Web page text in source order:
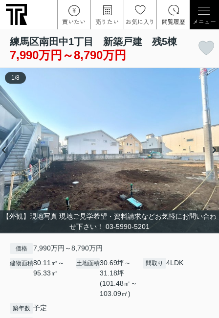
買いたい 売りたい お気に入り 閲覧履歴 メニュー
練馬区南田中1丁目 新築戸建 残5棟
7,990万円～8,790万円
【外観】現地写真 現地ご見学希望・資料請求などお気軽にお問い合わ
せ下さい！ 03-5990-5201
1 /8
価格 7,990万円～8,790万円
建物面積80.11㎡～
95.33㎡
土地面積30.69坪～
31.18坪
(101.48㎡～
103.09㎡)
間取り 4LDK
築年数 予定